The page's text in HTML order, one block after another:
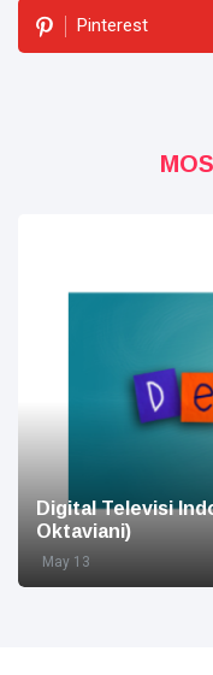
Pinterest
Digital Televisi
Oktaviani)
May 13